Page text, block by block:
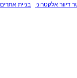
דיוור אלקטרוני בניית אתרים